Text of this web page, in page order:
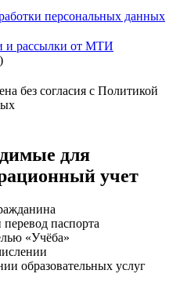
персональных данных
и рассылки от МТИ
без согласия с Политикой
для
учет
паспорта
«Учёба»
образовательных услуг